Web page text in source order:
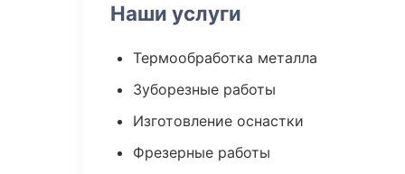
Наши услуги
Термообработка металла
Зуборезные работы
Изготовление оснастки
Фрезерные работы